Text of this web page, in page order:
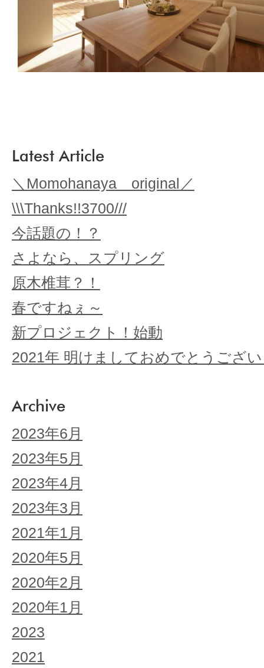
Latest Article
＼Momohanaya original／
\\\Thanks!!3700///
今話題の！？
さよなら、スプリング
原木椎茸？！
春ですねぇ～
新プロジェクト！始動
2021年 明けましておめでとうござ
Archive
2023年6月
2023年5月
2023年4月
2023年3月
2021年1月
2020年5月
2020年2月
2020年1月
2023
2021